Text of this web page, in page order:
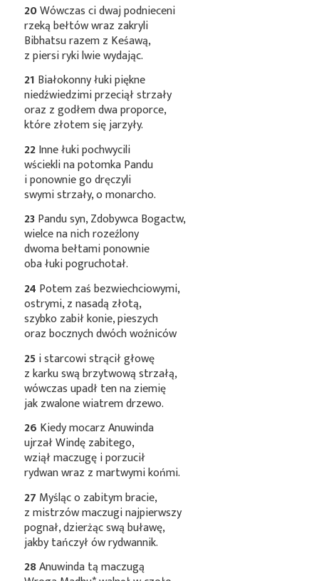
20Wówczas ci dwaj podnieceni
rzeką bełtów wraz zakryli
Bibhatsu razem z Keśawą,
z piersi ryki lwie wydając.
21 Białokonny łuki piękne
niedźwiedzimi przeciął strzały
oraz z godłem dwa proporce,
które złotem się jarzyły.
22Inne łuki pochwycili
wściekli na potomka Pandu
i ponownie go dręczyli
swymi strzały, o monarcho.
23Pandu syn, Zdobywca Bogactw,
wielce na nich rozeźlony
dwoma bełtami ponownie
oba łuki pogruchotał.
24 Potem zaś bezwiechciowymi,
ostrymi, z nasadą złotą,
szybko zabił konie, pieszych
oraz bocznych dwóch woźniców
25i starcowi strącił głowę
z karku swą brzytwową strzałą,
wówczas upadł ten na ziemię
jak zwalone wiatrem drzewo.
26 Kiedy mocarz Anuwinda
ujrzał Windę zabitego,
wziął maczugę i porzucił
rydwan wraz z martwymi końmi.
27 Myśląc o zabitym bracie,
z mistrzów maczugi najpierwszy
pognał, dzierżąc swą buławę,
jakby tańczył ów rydwannik.
28Anuwinda tą maczugą